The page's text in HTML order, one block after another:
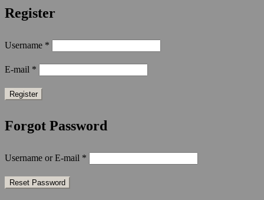
Register
Username *
E-mail *
Forgot Password
Username or E-mail *